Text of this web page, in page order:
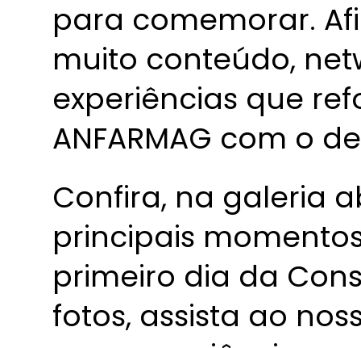
para comemorar.
muito conteúdo,
experiências que
ANFARMAG com o
Confira, na galeria
principais
primeiro dia da
fotos, assista ao